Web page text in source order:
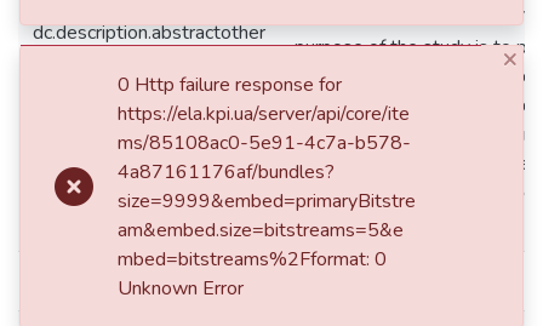
dc.description.abstractother
automation of a 110/10 kV
purpose of the study is to
calculations of short-circuit
110/10 kV substation and
recommendations for
parameters for setting its
ensure reliable and selective
elimination of damage.
dc.format.extent
×
0 Http failure response for
https://ela.kpi.ua/server/api/core/ite
ms/85108ac0-5e91-4c7a-b578-
4a87161176af/bundles?
size=9999&embed=primaryBitstre
am&embed.size=bitstreams=5&e
mbed=bitstreams%2Fformat: 0
Unknown Error